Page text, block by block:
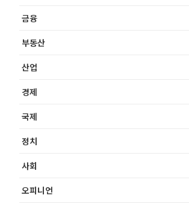
금융
부동산
산업
경제
국제
정치
사회
오피니언